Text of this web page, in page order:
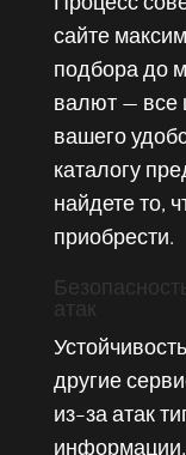
сайте
подбора до
валют — все
вашего
каталогу
найдете то,
приобрести.
атак
другие
из-за атак
информации,